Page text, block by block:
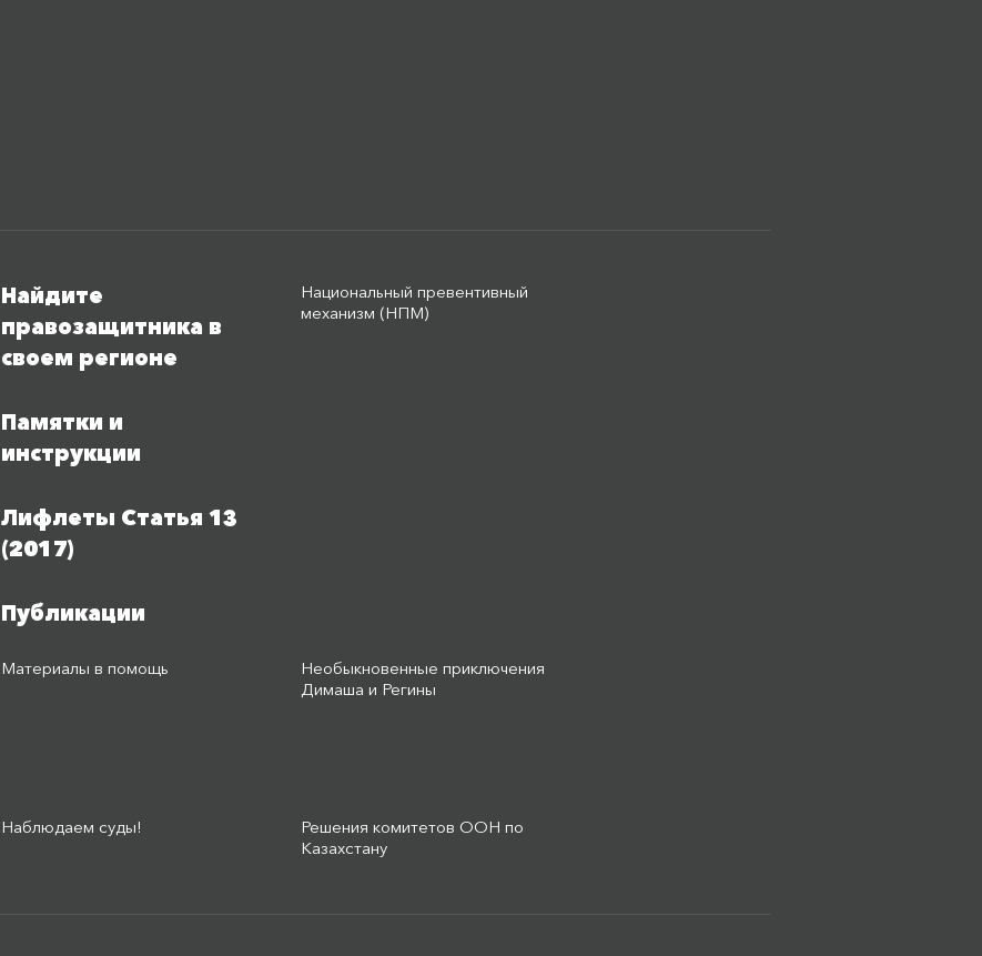
Найдите
правозащитника в
своем регионе
Памятки и
инструкции
Лифлеты Статья 13
(2017)
Публикации
Национальный превентивный
механизм (НПМ)
Материалы в помощь
Необыкновенные приключения
Димаша и Регины
Наблюдаем суды!
Решения комитетов ООН по
Казахстану